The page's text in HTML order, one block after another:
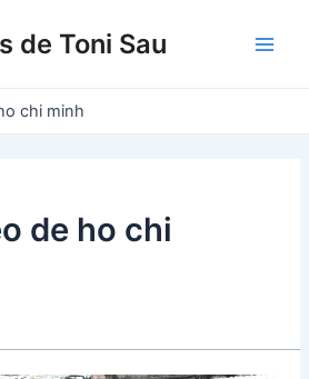
de Toni Sau
chi minh
de ho chi